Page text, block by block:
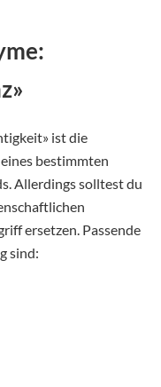
ist die
bestimmten
Allerdings solltest du
ersetzen. Passende
sind: